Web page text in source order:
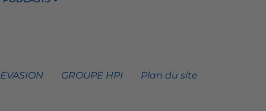
GROUPE HPI Plan du site